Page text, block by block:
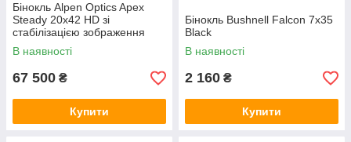
Бінокль Alpen Optics Apex
Steady 20x42 HD зі
стабілізацією зображення
В наявності
67 500 ₴
Купити
Бінокль Bushnell Falcon 7x35
Black
В наявності
2 160 ₴
Купити